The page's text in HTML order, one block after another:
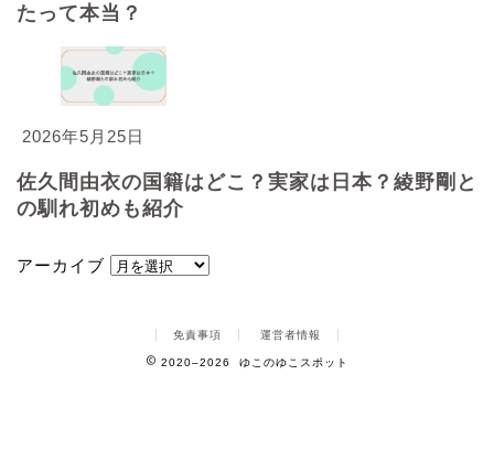
たって本当？
2026年5月25日
佐久間由衣の国籍はどこ？実家は日本？綾野剛と
の馴れ初めも紹介
アーカイブ
免責事項 運営者情報
2020–2026 ゆこのゆこスポット